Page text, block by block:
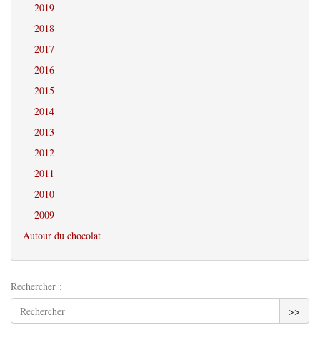
2019
2018
2017
2016
2015
2014
2013
2012
2011
2010
2009
Autour du chocolat
Rechercher :
>>